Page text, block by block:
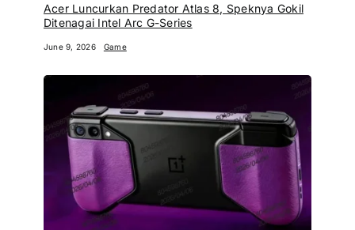
Acer Luncurkan Predator Atlas 8, Speknya Gokil
Ditenagai Intel Arc G-Series
June 9, 2026 Game